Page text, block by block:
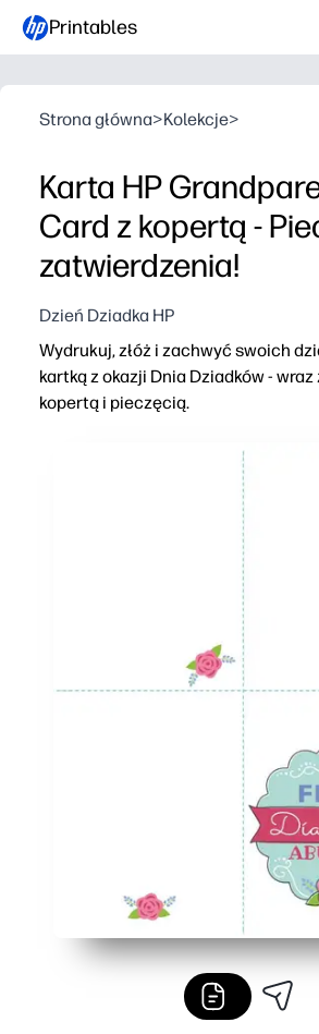
Printables
Strona główna>Kolekcje>
Karta HP
Card z kopertą -
zatwierdzenia!
Dzień Dziadka HP
Wydrukuj, złóż i zachwyć swoich
kartką z okazji Dnia Dziadków -
kopertą i pieczęcią.
Zero prep - wystarczy
Zabawa zatwierdzona przez
Wypolerowana prezentacja -
Wszechstronne zastosowanie -